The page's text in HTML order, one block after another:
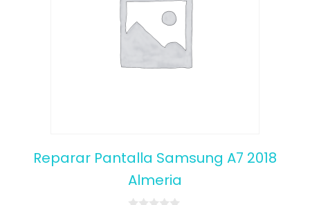
Reparar Pantalla Samsung A7 2018
Almeria